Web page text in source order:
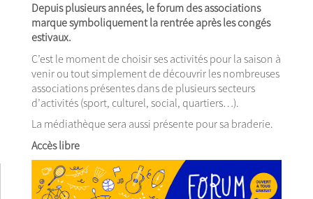
Depuis plusieurs années, le forum des associations
marque symboliquement la rentrée après les congés
estivaux.
C’est le moment de choisir ses activités pour la saison à
venir ou tout simplement de découvrir les nombreuses
associations présentes dans de plusieurs secteurs
d’activités (sport, culturel, social, quartiers…).
La médiathèque sera aussi présente pour sa braderie.
Accès libre